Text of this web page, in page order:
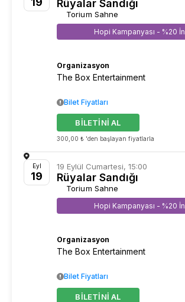
Rüyalar Sandığı
Torium Sahne
Hopi Kampanyası - %20
Organizasyon
The Box Entertainment
300,00 ₺ 'den başlayan fiyatlarla
BİLETİNİ AL
Bilet Fiyatları
Eyl
19
19 Eylül Cumartesi, 15:00
Rüyalar Sandığı
Torium Sahne
Hopi Kampanyası - %20
Organizasyon
The Box Entertainment
BİLETİNİ AL
Bilet Fiyatları